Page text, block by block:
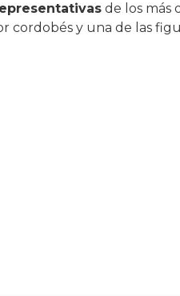
de los más
cordobés y una de las